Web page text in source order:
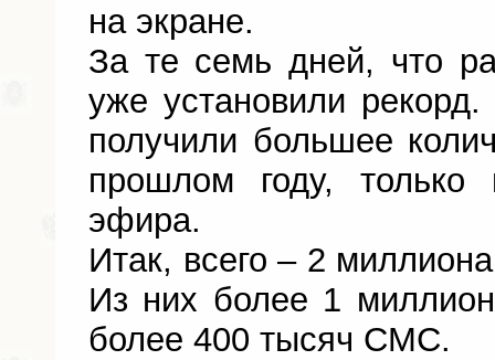
на экране.
За те семь дней, что
уже установили
получили большее
прошлом году, только
эфира.
Итак, всего – 2
Из них более 1
более 400 тысяч СМС.